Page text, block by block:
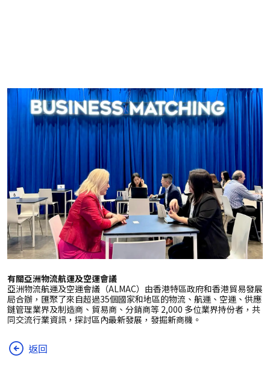
有關亞洲物流航運及空運會議
亞洲物流航運及空運會議（ALMAC）由香港特區政府和香港貿易發展
局合辦，匯聚了來自超過35個國家和地區的物流、航運、空運、供應
鏈管理業界及制造商、貿易商、分銷商等 2,000 多位業界持份者，共
同交流行業資訊，探討區內最新發展，發掘新商機。
返回